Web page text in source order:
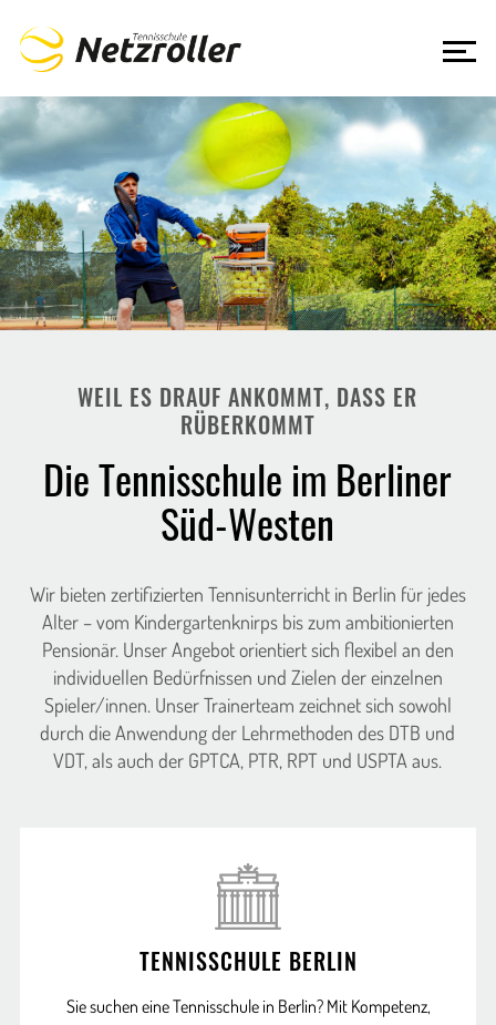
WEIL ES DRAUF ANKOMMT, DASS ER
RÜBERKOMMT
Die Tennisschule im Berliner
Süd-Westen
Wir bieten zertifizierten Tennisunterricht in Berlin für jedes
Alter – vom Kindergartenknirps bis zum ambitionierten
Pensionär. Unser Angebot orientiert sich flexibel an den
individuellen Bedürfnissen und Zielen der einzelnen
Spieler/innen. Unser Trainerteam zeichnet sich sowohl
durch die Anwendung der Lehrmethoden des DTB und
VDT, als auch der GPTCA, PTR, RPT und USPTA aus.
TENNISSCHULE BERLIN
Sie suchen eine Tennisschule in Berlin? Mit Kompetenz,